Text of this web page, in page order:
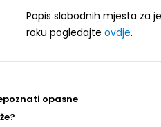
Popis slobodnih mjesta za
roku pogledajte ovdje.
opasne